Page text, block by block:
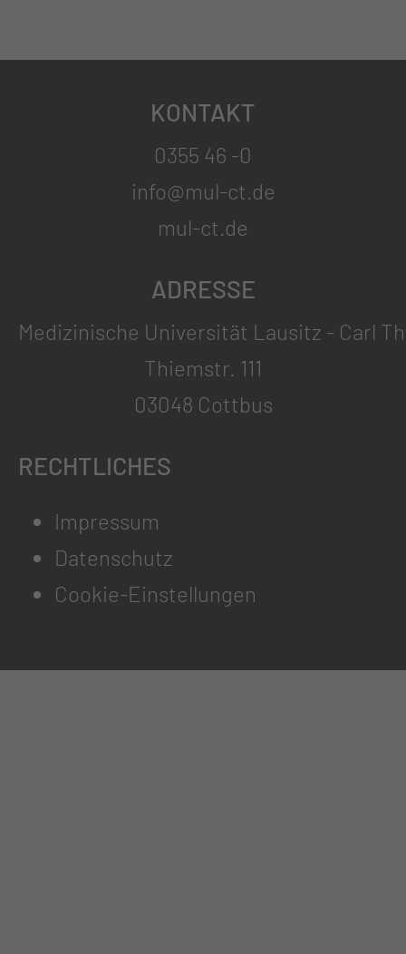
KONTAKT
0355 46 -0
info@mul-ct.de
mul-ct.de
ADRESSE
Medizinische Universität Lausitz - Carl
Thiemstr. 111
03048 Cottbus
RECHTLICHES
Impressum
Datenschutz
Cookie-Einstellungen